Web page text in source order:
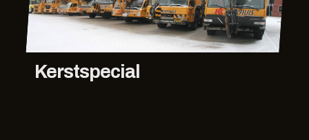
Kerstspecial